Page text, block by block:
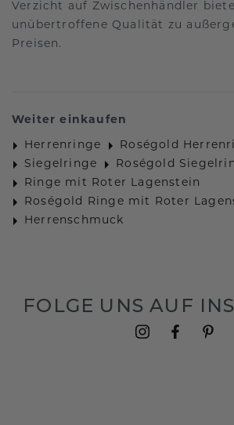
Verzicht auf Zwischenhändler
unübertroffene Qualität zu
Preisen.
Weiter einkaufen
Herrenringe
Roségold
Siegelringe
Roségold
Ringe mit Roter Lagenstein
Roségold Ringe mit Roter
Herrenschmuck
FOLGE UNS AUF